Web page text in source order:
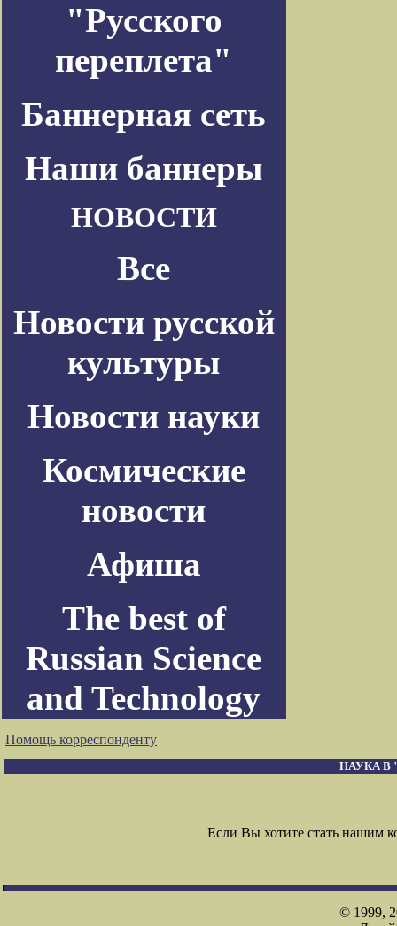
"Русского
переплета"
Баннерная сеть
Наши баннеры
НОВОСТИ
Все
Новости русской
культуры
Новости науки
Космические
новости
Афиша
The best of
Russian Science
and Technology
Помощь корреспонденту
НАУКА В
Если Вы хотите стать нашим
© 1999,